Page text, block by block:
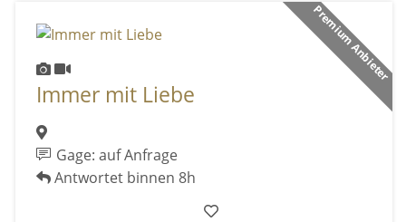
Premium Anbieter
Immer mit Liebe
Gage: auf Anfrage
Antwortet binnen 8h